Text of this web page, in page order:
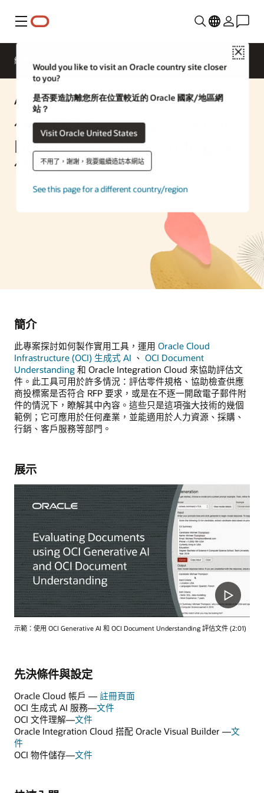
功能表
Close
Would you like to visit an Oracle country site closer
to you?
是否要造訪離您所在位置較近的 Oracle 國家/地區網
站？
Visit Oracle United States
不用了，謝謝，我要繼續造訪本網站
See this page for a different country/region
總覽
AI 解決方案
使用 OCI Generative AI 和 OCI
Document Understanding 評
估文件
簡介
此專案探討如何製作實用工具，運用 Oracle Cloud
Infrastructure (OCI) 生成式 AI 、 OCI Document
Understanding 和 Oracle Integration Cloud 來協助評估文
件。此工具可用於許多情況：評估零件規格、協助檢查供應
商投標案是否符合 RFP 要求，或是在不逐一開啟電子郵件附
件的情況下，瞭解其中內容。這些只是這項強大技術的幾個
範例；它可應用於任何產業，並能適用於人力資源、採購、
行銷、客戶服務等部門。
展示
示範：使用 OCI Generative AI 和 OCI Document Understanding 評估文件 (2:01)
先決條件與設定
Oracle Cloud 帳戶 — 註冊頁面
OCI 生成式 AI 服務—文件
OCI 文件理解—文件
Oracle Integration Cloud 搭配 Oracle Visual Builder —文
件
OCI 物件儲存—文件